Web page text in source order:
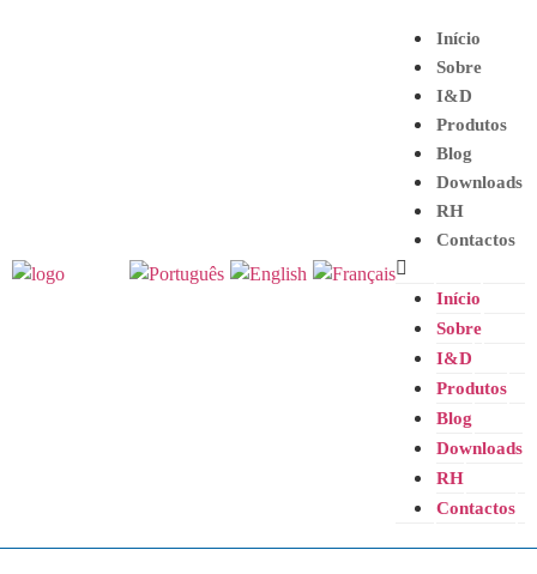
Início
Sobre
I&D
Produtos
Blog
Downloads
RH
Contactos
Início
Sobre
I&D
Produtos
Blog
Downloads
RH
Contactos